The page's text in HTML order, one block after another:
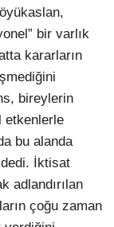
bir varlık
kararların
bireylerin
etkenlerle
bu alanda
dedi. İktisat
adlandırılan
çoğu zaman